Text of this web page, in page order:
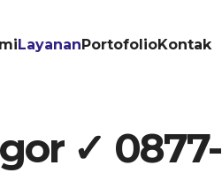
LayananPortofolioKontak
✓ 0877-